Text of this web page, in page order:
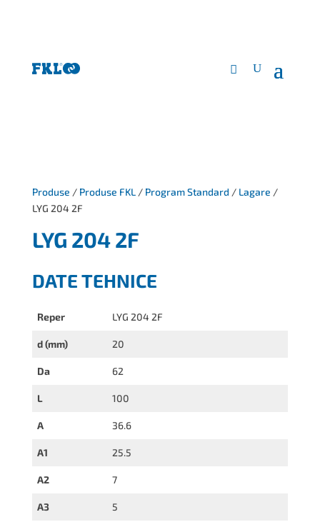
Produse / Produse FKL/ Program Standard / Lagare /
LYG 204 2F
LYG 204 2F
DATE TEHNICE
Reper LYG 204 2F
d (mm) 20
Da 62
L 100
A 36.6
A1 25.5
A2 7
A3 5